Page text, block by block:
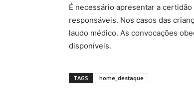
É necessário apresentar a
responsáveis. Nos casos das
laudo médico. As convocações
disponíveis.
TAGS home_destaque